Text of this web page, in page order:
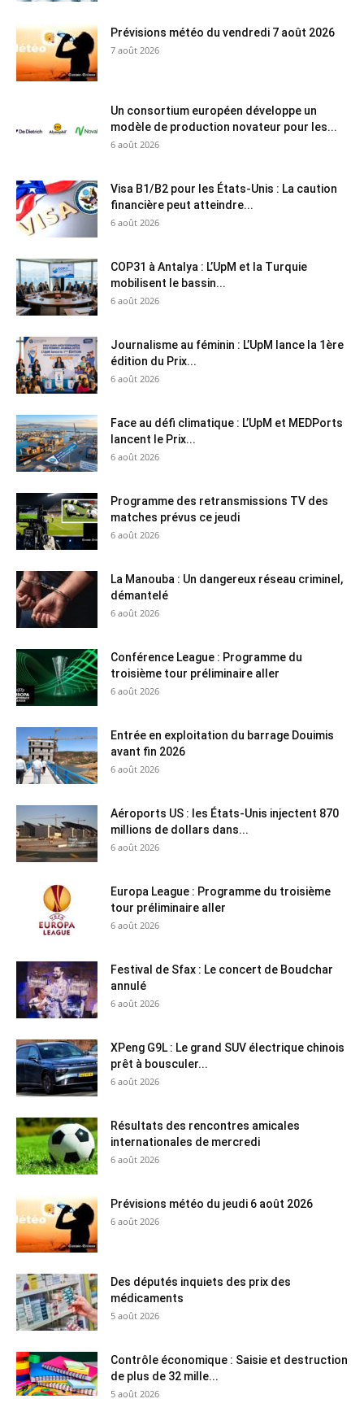
Prévisions météo du vendredi 7 août 2026
7 août 2026
Un consortium européen développe un
modèle de production novateur pour les...
6 août 2026
Visa B1/B2 pour les États-Unis : La caution
financière peut atteindre...
6 août 2026
COP31 à Antalya : L’UpM et la Turquie
mobilisent le bassin...
6 août 2026
Journalisme au féminin : L’UpM lance la 1ère
édition du Prix...
6 août 2026
Face au défi climatique : L’UpM et MEDPorts
lancent le Prix...
6 août 2026
Programme des retransmissions TV des
matches prévus ce jeudi
6 août 2026
La Manouba : Un dangereux réseau criminel,
démantelé
6 août 2026
Conférence League : Programme du
troisième tour préliminaire aller
6 août 2026
Entrée en exploitation du barrage Douimis
avant fin 2026
6 août 2026
Aéroports US : les États-Unis injectent 870
millions de dollars dans...
6 août 2026
Europa League : Programme du troisième
tour préliminaire aller
6 août 2026
Festival de Sfax : Le concert de Boudchar
annulé
6 août 2026
XPeng G9L : Le grand SUV électrique chinois
prêt à bousculer...
6 août 2026
Résultats des rencontres amicales
internationales de mercredi
6 août 2026
Prévisions météo du jeudi 6 août 2026
6 août 2026
Des députés inquiets des prix des
médicaments
5 août 2026
Contrôle économique : Saisie et destruction
de plus de 32 mille...
5 août 2026